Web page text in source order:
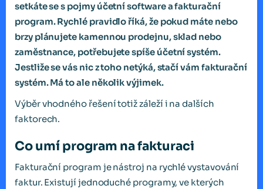
setkáte se s pojmy účetní software a fakturační
program. Rychlé pravidlo říká, že pokud máte nebo
brzy plánujete kamennou prodejnu, sklad nebo
zaměstnance, potřebujete spíše účetní systém.
Jestliže se vás nic z toho netýká, stačí vám fakturační
systém. Má to ale několik výjimek.
Výběr vhodného řešení totiž záleží i na dalších
faktorech.
Co umí program na fakturaci
Fakturační program je nástroj na rychlé vystavování
faktur. Existují jednoduché programy, ve kterých